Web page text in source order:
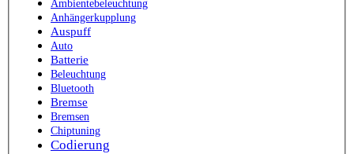
Ambientebeleuchtung
Anhängerkupplung
Auspuff
Auto
Batterie
Beleuchtung
Bluetooth
Bremse
Bremsen
Chiptuning
Codierung